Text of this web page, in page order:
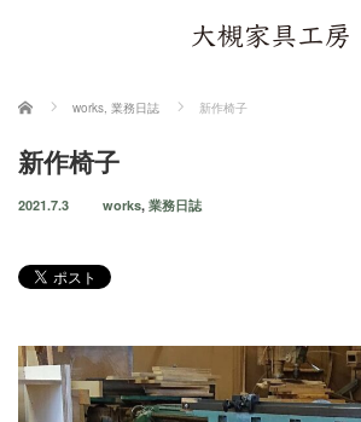
ホーム works, 業務日誌 新作椅子
新作椅子
2021.7.3 works, 業務日誌